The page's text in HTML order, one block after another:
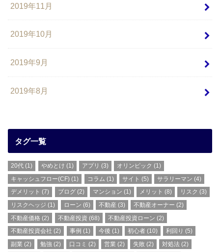
2019年11月
2019年10月
2019年9月
2019年8月
タグ一覧
20代 (1) やめとけ (1) アプリ (3) オリンピック (1)
キャッシュフロー(CF) (1) コラム (1) サイト (5) サラリーマン (4)
デメリット (7) ブログ(2) マンション (1) メリット (8) リスク (3)
リスクヘッジ (1) ローン (6) 不動産(3) 不動産オーナー (2)
不動産価格 (2) 不動産投資 (68) 不動産投資ローン (2)
不動産投資会社 (2) 事例 (1) 今後 (1) 初心者 (10) 利回り (5)
副業 (2) 勉強 (2) 口コミ (2) 営業 (2) 失敗 (2) 対処法 (2)